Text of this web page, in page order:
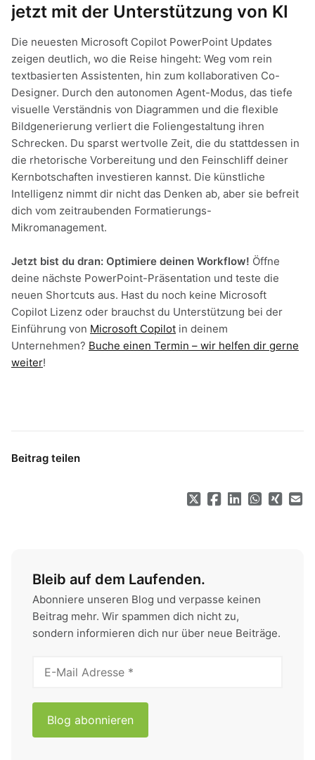
jetzt mit der Unterstützung von KI
Die neuesten Microsoft Copilot PowerPoint Updates
zeigen deutlich, wo die Reise hingeht: Weg vom rein
textbasierten Assistenten, hin zum kollaborativen Co-
Designer. Durch den autonomen Agent-Modus, das tiefe
visuelle Verständnis von Diagrammen und die flexible
Bildgenerierung verliert die Foliengestaltung ihren
Schrecken. Du sparst wertvolle Zeit, die du stattdessen in
die rhetorische Vorbereitung und den Feinschliff deiner
Kernbotschaften investieren kannst. Die künstliche
Intelligenz nimmt dir nicht das Denken ab, aber sie befreit
dich vom zeitraubenden Formatierungs-
Mikromanagement.
Jetzt bist du dran: Optimiere deinen Workflow! Öffne
deine nächste PowerPoint-Präsentation und teste die
neuen Shortcuts aus. Hast du noch keine Microsoft
Copilot Lizenz oder brauchst du Unterstützung bei der
Einführung von Microsoft Copilot in deinem
Unternehmen? Buche einen Termin – wir helfen dir gerne
weiter!
Beitrag teilen
Bleib auf dem Laufenden.
Abonniere unseren Blog und verpasse keinen
Beitrag mehr. Wir spammen dich nicht zu,
sondern informieren dich nur über neue Beiträge.